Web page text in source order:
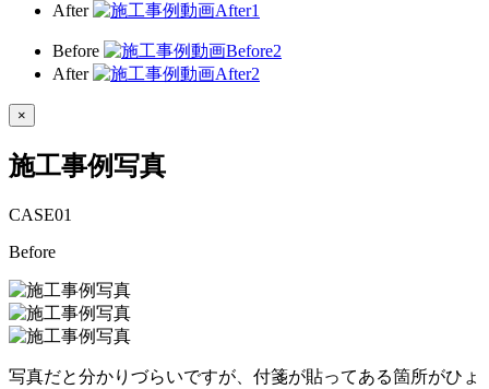
After
Before
After
×
施工事例写真
CASE01
Before
写真だと分かりづらいですが、付箋が貼ってある箇所がひょ